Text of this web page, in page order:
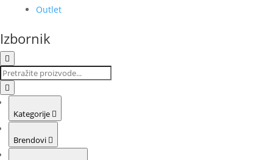
Outlet
Izbornik
Kategorije
Brendovi